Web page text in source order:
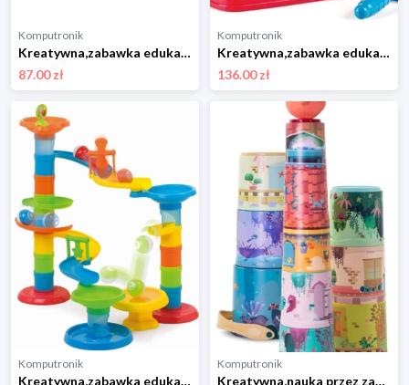
Komputronik
Kreatywna,zabawka edukacyjna,zestaw artystyczny Miniland Educational Superpegs MLZ45319
87.00 zł
Komputronik
Kreatywna,zabawka edukacyjna Miniland Educational Kolorowa Zjeżdżalnia z Piłeczkami MLZ97282
136.00 zł
Komputronik
Kreatywna,zabawka edukacyjna,zabawka interaktywna Miniland Educational Tor Piłeczkowy MLZ97283
Komputronik
Kreatywna,nauka przez zabawę,zabawka edukacyjna Miniland Educational Magiczny Zamek MLZ75005